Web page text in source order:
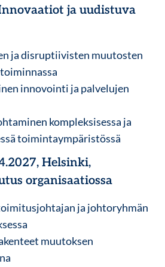
ja uudistuva
ja disruptiivisten muutosten
innovointi ja palvelujen
kompleksisessa ja
toimintaympäristössä
Helsinki,
organisaatiossa
ja johtoryhmän
muutoksen